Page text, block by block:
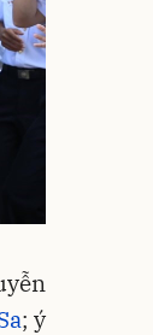
; ý